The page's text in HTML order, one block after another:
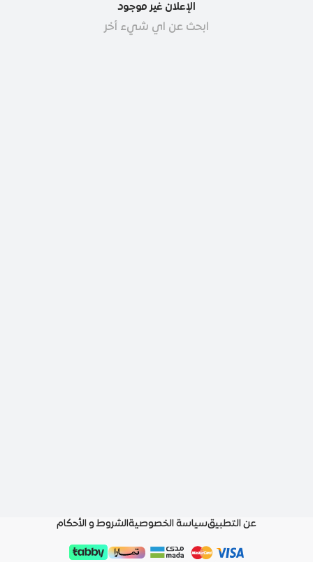
الإعلان غير موجود
ابحث عن اي شيء أخر
عن التطبيقسياسة الخصوصيةالشروط و الأحكام